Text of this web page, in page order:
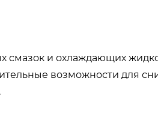
смазок и охлаждающих
возможности для